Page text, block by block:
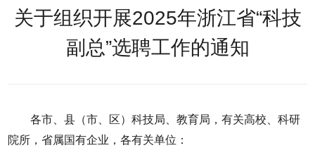
关于组织开展2025年浙江省“科技
副总”选聘工作的通知
各市、县（市、区）科技局、教育局，有关高校、科研
院所，省属国有企业，各有关单位：